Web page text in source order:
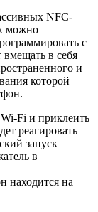
NFC-
можно
с
в себя
и
которой
Fi и приклеить
реагировать
запуск
в
находится на